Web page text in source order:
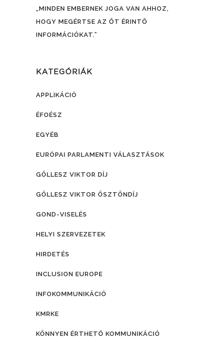
„MINDEN EMBERNEK JOGA VAN AHHOZ,
HOGY MEGÉRTSE AZ ŐT ÉRINTŐ
INFORMÁCIÓKAT.”
KATEGÓRIÁK
APPLIKÁCIÓ
ÉFOÉSZ
EGYÉB
EURÓPAI PARLAMENTI VÁLASZTÁSOK
GÖLLESZ VIKTOR DÍJ
GÖLLESZ VIKTOR ÖSZTÖNDÍJ
GOND-VISELÉS
HELYI SZERVEZETEK
HIRDETÉS
INCLUSION EUROPE
INFOKOMMUNIKÁCIÓ
KMRKE
KÖNNYEN ÉRTHETŐ KOMMUNIKÁCIÓ